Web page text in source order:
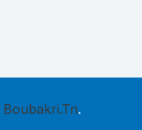
Boubakri.Tn.